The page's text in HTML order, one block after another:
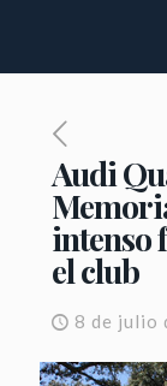
Audi
intenso
el club
8 de julio